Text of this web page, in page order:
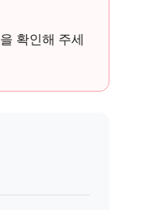
을 확인해 주세